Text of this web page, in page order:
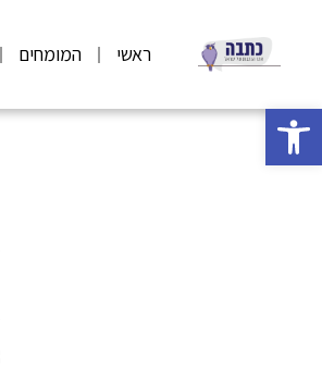
פתח סרגל נגישות
ראשי המומחים